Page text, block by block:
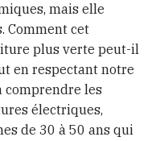
mais elle
Comment cet
plus verte peut-il
en respectant notre
comprendre les
électriques,
de 30 à 50 ans qui